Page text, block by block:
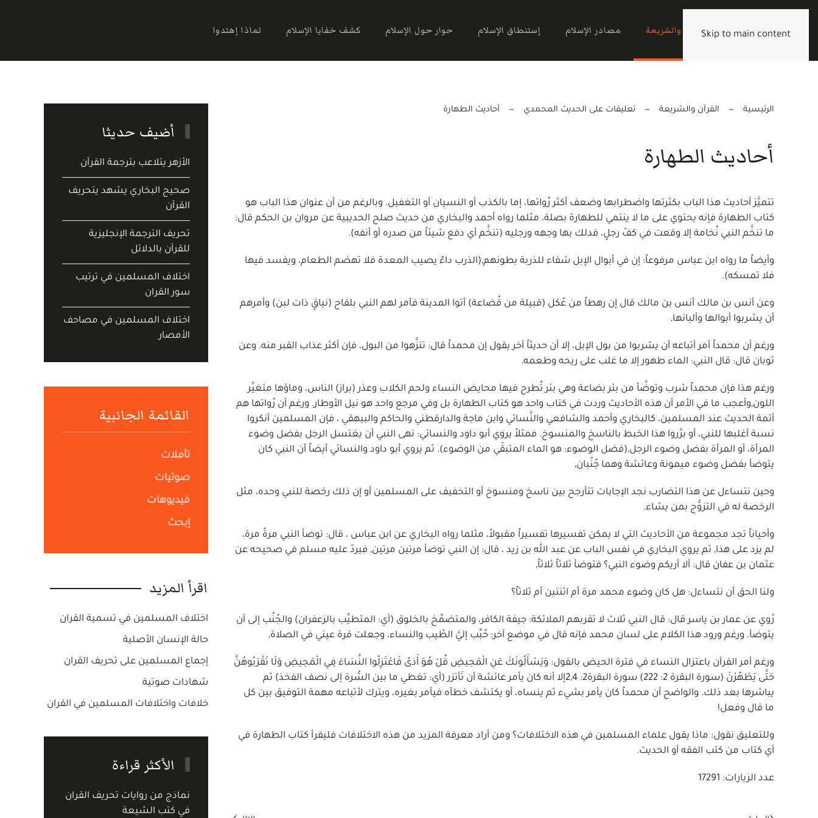
Skip to main content
الرئيسية القرآن والشريعة مصادر الإسلام إستنطاق الإسلام حوار حول الإسلام كشف خفايا الإسلام لماذا إهتدوا
الرئيسية القرآن والشريعة تعليقات على الحديث المحمدي أحاديث الطهارة
أحاديث الطهارة
تتميَّز أحاديث هذا الباب بكثرتها واضطرابها وضعف أكثر رُواتها، إما بالكذب أو النسيان أو التغفيل. وبالرغم من أن عنوان هذا الباب هو
كتاب الطهارة فإنه يحتوي على ما لا ينتمي للطهارة بصلة، مثلما رواه أحمد والبخاري من حديث صلح الحديبية عن مروان بن الحكم قال:
ما تنخَّم النبي نُخامة إلا وقعت في كفّ رجلٍ، فدلك بها وجهه ورجليه (تنخَّم أي دفع شيئاً من صدره أو أنفه).
وأيضاً ما رواه ابن عباس مرفوعاً: إن في أبوال الإبل شفاء للذربة بطونهم,(الذرب داءٌ يصيب المعدة فلا تهضم الطعام، ويفسد فيها
فلا تمسكه).
وعن أنس بن مالك أنس بن مالك قال إن رهطاً من عُكل (قبيلة من قُضاعة) أتوا المدينة فأمر لهم النبي بلقاح (نياقٍ ذات لبن) وأمرهم
أن يشربوا أبوالها وألبانها,
ورغم أن محمداً أمر أتباعه أن يشربوا من بول الإبل، إلا أن حديثاً آخر يقول إن محمداً قال: تنزَّهوا من البول، فإن أكثر عذاب القبر منه. وعن
ثوبان قال: قال النبي: الماء طهور إلا ما غلب على ريحه وطعمه.
ورغم هذا فإن محمداً شرب وتوضَّأ من بئر بضاعة وهي بئر تُطرح فيها محايض النساء ولحم الكلاب وعذر (براز) الناس، وماؤها متغيِّر
اللون,وأعجب ما في الأمر أن هذه الأحاديث وردت في كتاب واحد هو كتاب الطهارة بل وفي مرجع واحد هو نيل الأوطار. ورغم أن رُواتها هم
أئمة الحديث عند المسلمين، كالبخاري وأحمد والشافعي والنَّسائي وابن ماجة والدارقطني والحاكم والبيهقي ، فإن المسلمين أنكروا
نسبة أغلبها للنبي، أو برَّروا هذا الخبط بالناسخ والمنسوخ. فمثلاً يروي أبو داود والنسائي: نهى النبي أن يغتسل الرجل بفضل وضوء
المرأة، أو المرأة بفضل وضوء الرجل,(فضل الوضوء: هو الماء المتبقّي من الوضوء). ثم يروي أبو داود والنسائي أيضاً أن النبي كان
يتوضأ بفضل وضوء ميمونة وعائشة وهما جُنُبان,
وحين نتساءل عن هذا التضارب نجد الإجابات تتأرجح بين ناسخ ومنسوخ أو التخفيف على المسلمين أو إن ذلك رخصة للنبي وحده، مثل
الرخصة له في التزوُّج بمن يشاء.
وأحياناً تجد مجموعة من الأحاديث التي لا يمكن تفسيرها تفسيراً مقبولاً، مثلما رواه البخاري عن ابن عباس ، قال: توضأ النبي مرةً مرة،
لم يزد على هذا, ثم يروي البخاري في نفس الباب عن عبد الله بن زيد ، قال: إن النبي توضأ مرتين مرتين, فيردّ عليه مسلم في صحيحه عن
عثمان بن عفان قال: ألا أريكم وضوء النبي؟ فتوضأ ثلاثاً ثلاثاً,
ولنا الحق أن نتساءل: هل كان وضوء محمد مرة أم اثنتين أم ثلاثاً؟
رُوي عن عمار بن ياسر قال: قال النبي ثلاث لا تقربهم الملائكة: جيفة الكافر، والمتضمِّخ بالخلوق (أي: المتطيِّب بالزعفران) والجُنُب إلى أن
يتوضأ. ورغم ورود هذا الكلام على لسان محمد فإنه قال في موضع آخر: حُبِّب إليَّ الطّيب والنساء، وجعلت قرة عيني في الصلاة,
ورغم أمر القرآن باعتزال النساء في فترة الحيض بالقول: وَيَسْأَلُونَكَ عَنِ الْمَحِيضِ قُلْ هُوَ أَذىً فَاعْتَزِلُوا النِّسَاءَ فِي الْمَحِيضِ وَلَا تَقْرَبُوهُنَّ
حَتَّى يَطْهُرْنَ (سورة البقرة 2: 222) سورة البقرة2: 2,4إلا أنه كان يأمر عائشة أن تَأتزر (أي: تغطي ما بين السُّرة إلى نصف الفخذ) ثم
يباشرها بعد ذلك. والواضح أن محمداً كان يأمر بشيء ثم ينساه، أو يكتشف خطأه فيأمر بغيره، ويترك لأتباعه مهمة التوفيق بين كل
ما قال وفعل!
وللتعليق نقول: ماذا يقول علماء المسلمين في هذه الاختلافات؟ ومن أراد معرفة المزيد من هذه الاختلافات فليقرأ كتاب الطهارة في
أي كتاب من كتب الفقه أو الحديث.
عدد الزيارات: 17291
أضيف حديثا
الأزهر يتلاعب بترجمة القرآن
صحيح البخاري يشهد يتحريف
القرآن
تحريف الترجمة الإنجليزية
للقرآن بالدلائل
اختلاف المسلمين في ترتيب
سور القران
اختلاف المسلمين في مصاحف
الأمصار
القائمة الجانبية
تأملات
صوتيات
فيديوهات
إبحث
اقرأ المزيد
اختلاف المسلمين في تسمية القران
حالة الإنسان الأصلية
إجماع المسلمين على تحريف القران
شهادات صوتية
خلافات واختلافات المسلمين في القران
الأكثر قراءة
نماذج من روايات تحريف القران
في كتب الشيعة